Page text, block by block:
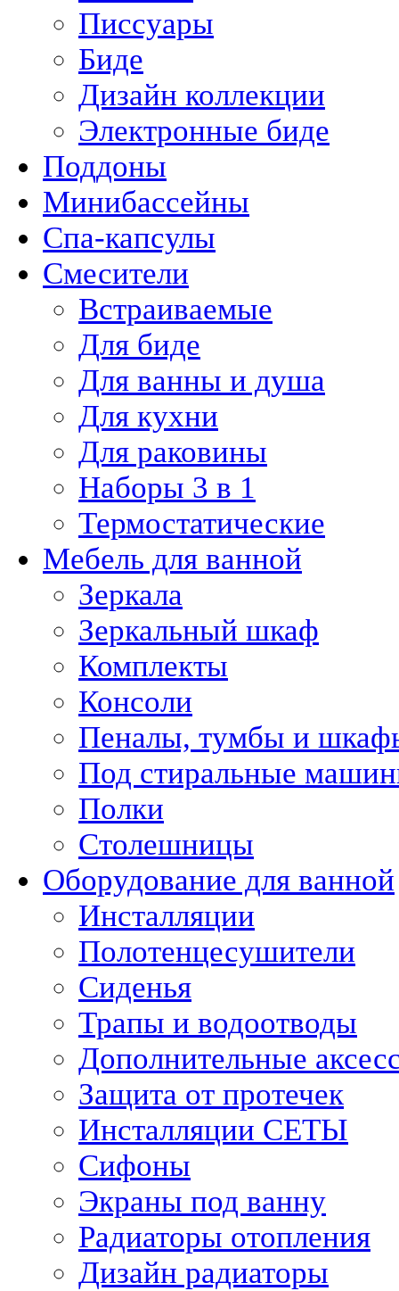
Писсуары
Биде
Дизайн коллекции
Электронные биде
Поддоны
Минибассейны
Спа-капсулы
Смесители
Встраиваемые
Для биде
Для ванны и душа
Для кухни
Для раковины
Наборы 3 в 1
Термостатические
Мебель для ванной
Зеркала
Зеркальный шкаф
Комплекты
Консоли
Пеналы, тумбы и
Под стиральные
Полки
Столешницы
Оборудование для ванной
Инсталляции
Полотенцесушители
Сиденья
Трапы и водоотводы
Дополнительные
Защита от протечек
Инсталляции СЕТЫ
Сифоны
Экраны под ванну
Радиаторы отопления
Дизайн радиаторы